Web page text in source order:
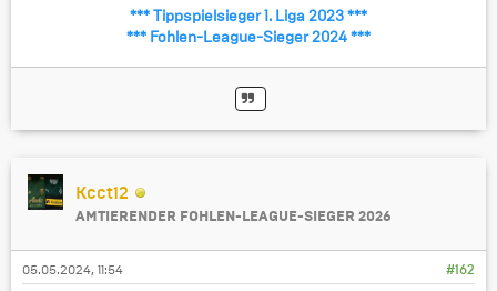
*** Tippspielsieger 1. Liga 2023 ***
*** Fohlen-League-Sieger 2024 ***
Kcct12
AMTIERENDER FOHLEN-LEAGUE-SIEGER 2026
#162
05.05.2024, 11:54